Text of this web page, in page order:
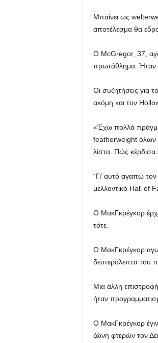
Μπαίνει ως
αποτέλεσμα θα
Ο McGregor, 37,
πρωτάθλημα. Ήταν η
Οι συζητήσεις για
ακόμη και τον
«Έχω πολλά
featherweight όλων
λίστα. Πώς κέρδισα
“Γι’ αυτό αγαπώ
μελλοντικό Hall of
Ο ΜακΓκρέγκορ
τότε.
Ο ΜακΓκρέγκορ
δευτερόλεπτα του
Μια άλλη
ήταν
Ο ΜακΓκρέγκορ
ζώνη φτερών τον